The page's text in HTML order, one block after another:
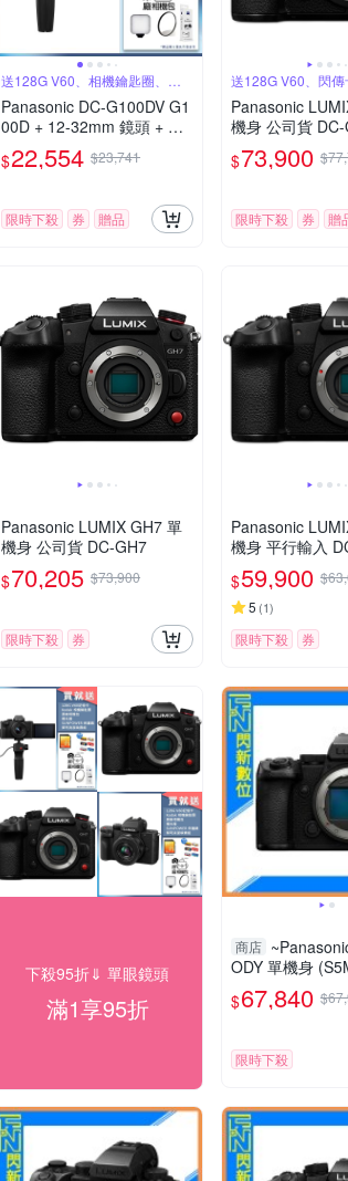
送128G V60、相機鑰匙圈、原
廠包
Panasonic DC-G100DV G1
00D + 12-32mm 鏡頭 + DM
W-SHGR2 三腳架握把組 公
司貨
$22,554 $23,741
限時下殺 券 贈品
送128G V60、閃傳
鑰匙圈
Panasonic
機身 公司貨
$73,900
限時下殺 券 贈
Panasonic LUMIX GH7 單
機身 公司貨 DC-GH7
$70,205 $73,900
限時下殺 券
Panasonic
機身 平行輸入
$59,900
5 (1)
限時下殺 券
下殺95折⇓ 單眼鏡頭
滿1享95折
商店
ODY 單機身
貨)S 5IIX
$67,840
限時下殺